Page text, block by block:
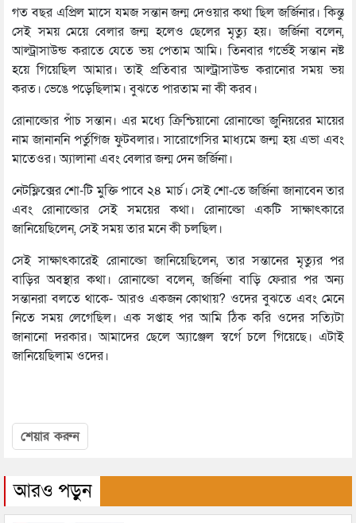
গত বছর এপ্রিল মাসে যমজ সন্তান জন্ম দেওয়ার কথা ছিল জর্জিনার। কিন্তু
সেই সময় মেয়ে বেলার জন্ম হলেও ছেলের মৃত্যু হয়। জর্জিনা বলেন,
আল্ট্রাসাউন্ড করাতে যেতে ভয় পেতাম আমি। তিনবার গর্ভেই সন্তান নষ্ট
হয়ে গিয়েছিল আমার। তাই প্রতিবার আল্ট্রাসাউন্ড করানোর সময় ভয়
করত। ভেঙে পড়েছিলাম। বুঝতে পারতাম না কী করব।
রোনাল্ডোর পাঁচ সন্তান। এর মধ্যে ক্রিশ্চিয়ানো রোনাল্ডো জুনিয়রের মায়ের
নাম জানাননি পর্তুগিজ ফুটবলার। সারোগেসির মাধ্যমে জন্ম হয় এভা এবং
মাতেওর। অ্যালানা এবং বেলার জন্ম দেন জর্জিনা।
নেটফ্লিক্সের শো-টি মুক্তি পাবে ২৪ মার্চ। সেই শো-তে জর্জিনা জানাবেন তার
এবং রোনাল্ডোর সেই সময়ের কথা। রোনাল্ডো একটি সাক্ষাৎকারে
জানিয়েছিলেন, সেই সময় তার মনে কী চলছিল।
সেই সাক্ষাৎকারেই রোনাল্ডো জানিয়েছিলেন, তার সন্তানের মৃত্যুর পর
বাড়ির অবস্থার কথা। রোনাল্ডো বলেন, জর্জিনা বাড়ি ফেরার পর অন্য
সন্তানরা বলতে থাকে- আরও একজন কোথায়? ওদের বুঝতে এবং মেনে
নিতে সময় লেগেছিল। এক সপ্তাহ পর আমি ঠিক করি ওদের সত্যিটা
জানানো দরকার। আমাদের ছেলে অ্যাঞ্জেল স্বর্গে চলে গিয়েছে। এটাই
জানিয়েছিলাম ওদের।
শেয়ার করুন
আরও পড়ুন